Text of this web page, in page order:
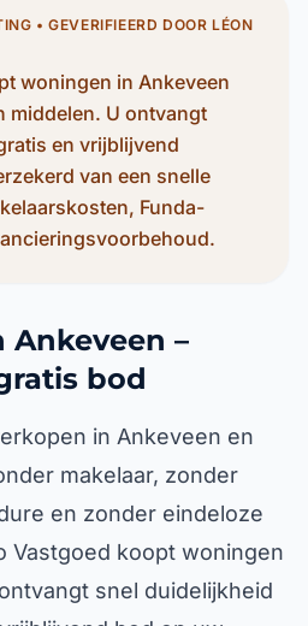
• GEVERIFIEERD DOOR LÉON
woningen in Ankeveen
middelen. U ontvangt
en vrijblijvend
van een snelle
Funda-
Ankeveen –
bod
in Ankeveen en
makelaar, zonder
en zonder eindeloze
Vastgoed koopt woningen
snel duidelijkheid